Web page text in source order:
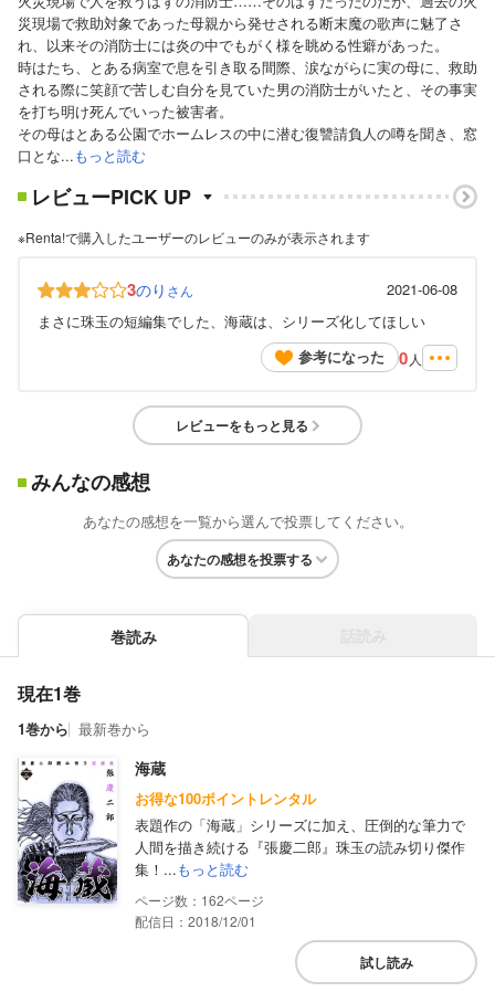
災現場で救助対象であった母親から発せされる断末魔の歌声に魅了さ
れ、以来その消防士には炎の中でもがく様を眺める性癖があった。
時はたち、とある病室で息を引き取る間際、涙ながらに実の母に、救助
される際に笑顔で苦しむ自分を見ていた男の消防士がいたと、その事実
を打ち明け死んでいった被害者。
その母はとある公園でホームレスの中に潜む復讐請負人の噂を聞き、窓
口とな...もっと読む
レビューPICK UP
※Renta!で購入したユーザーのレビューのみが表示されます
3のり さん
2021-06-08
まさに珠玉の短編集でした、海蔵は、シリーズ化してほしい
参考になった
0 人
レビューをもっと見る
みんなの感想
あなたの感想を一覧から選んで投票してください。
あなたの感想を投票する
巻読み
現在1巻
1巻から 最新巻から
海蔵
お得な100ポイントレンタル
表題作の「海蔵」シリーズに加え、圧倒的な筆力で
人間を描き続ける『張慶二郎』珠玉の読み切り傑作
集！...もっと読む
162
配信日：2018/12/01
試し読み